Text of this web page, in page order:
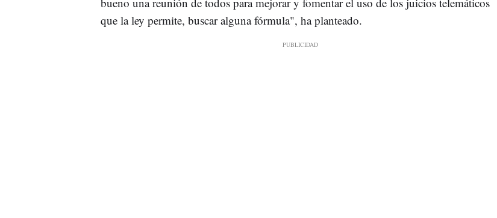
que la ley permite, buscar alguna fórmula", ha planteado.